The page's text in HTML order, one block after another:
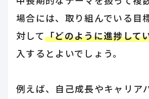
場合には、取り組んでいる目
対して「どのように進捗して
入するとよいでしょう。
例えば、自己成長やキャリア